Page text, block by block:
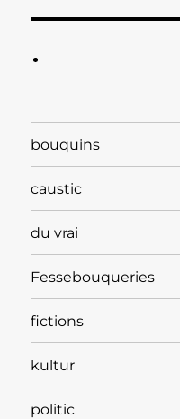
bouquins
caustic
du vrai
Fessebouqueries
fictions
kultur
politic